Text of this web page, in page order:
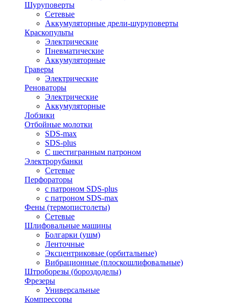
Шуруповерты
Сетевые
Аккумуляторные дрели-шуруповерты
Краскопульты
Электрические
Пневматические
Аккумуляторные
Граверы
Электрические
Реноваторы
Электрические
Аккумуляторные
Лобзики
Отбойные молотки
SDS-max
SDS-plus
С шестигранным патроном
Электрорубанки
Сетевые
Перфораторы
с патроном SDS-plus
с патроном SDS-max
Фены (термопистолеты)
Сетевые
Шлифовальные машины
Болгарки (ушм)
Ленточные
Эксцентриковые (орбитальные)
Вибрационные (плоскошлифовальные)
Штроборезы (бороздоделы)
Фрезеры
Универсальные
Компрессоры